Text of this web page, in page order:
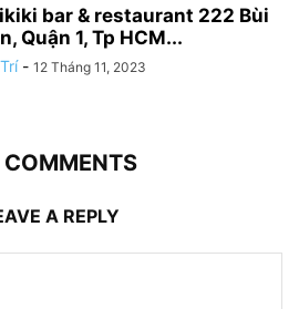
bar & restaurant 222 Bùi
Quận 1, Tp HCM...
- 12 Tháng 11, 2023
COMMENTS
A REPLY